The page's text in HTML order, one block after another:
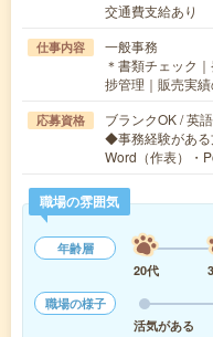
交通費支給あり
仕事内容
一般事務
＊書類チェック
捗管理｜販売実
応募資格
ブランクOK / 英
◆事務経験がある
Word（作表）・
職場の雰囲気
年齢層
20代
職場の様子
活気がある